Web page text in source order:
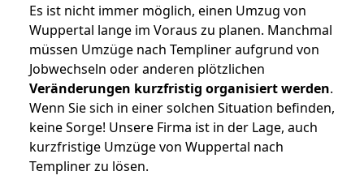
Es ist nicht immer möglich, einen Umzug von
Wuppertal lange im Voraus zu planen. Manchmal
müssen Umzüge nach Templiner aufgrund von
Jobwechseln oder anderen plötzlichen
Veränderungen kurzfristig organisiert werden.
Wenn Sie sich in einer solchen Situation befinden,
keine Sorge! Unsere Firma ist in der Lage, auch
kurzfristige Umzüge von Wuppertal nach
Templiner zu lösen.